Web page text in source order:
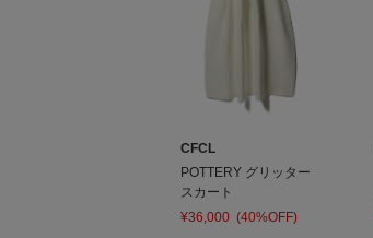
CFCL
POTTERY グリッター
スカート
¥36,000 (40%OFF)